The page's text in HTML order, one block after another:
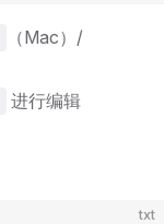
（Mac）/
进行编辑
txt